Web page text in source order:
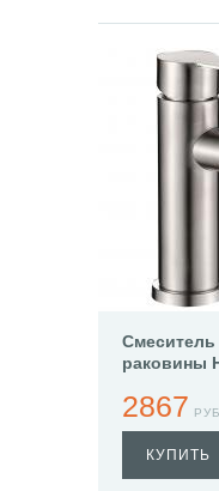
Смеситель
раковины
2867 РУБ.
КУПИТЬ